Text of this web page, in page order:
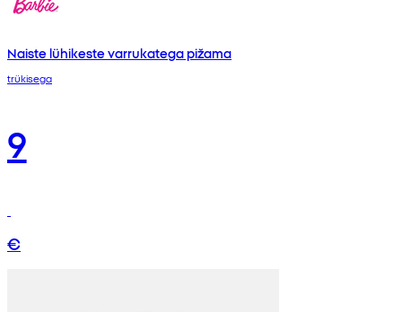
Naiste lühikeste varrukatega pižama
trükisega
9
€